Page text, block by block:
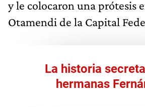
y le colocaron una prótesis
Otamendi de la Capital
La historia
hermanas